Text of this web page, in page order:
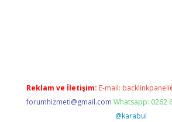
Reklam ve İletişim: E-mail:
forumhizmeti@gmail.com Whatsapp: 0262
@karabul